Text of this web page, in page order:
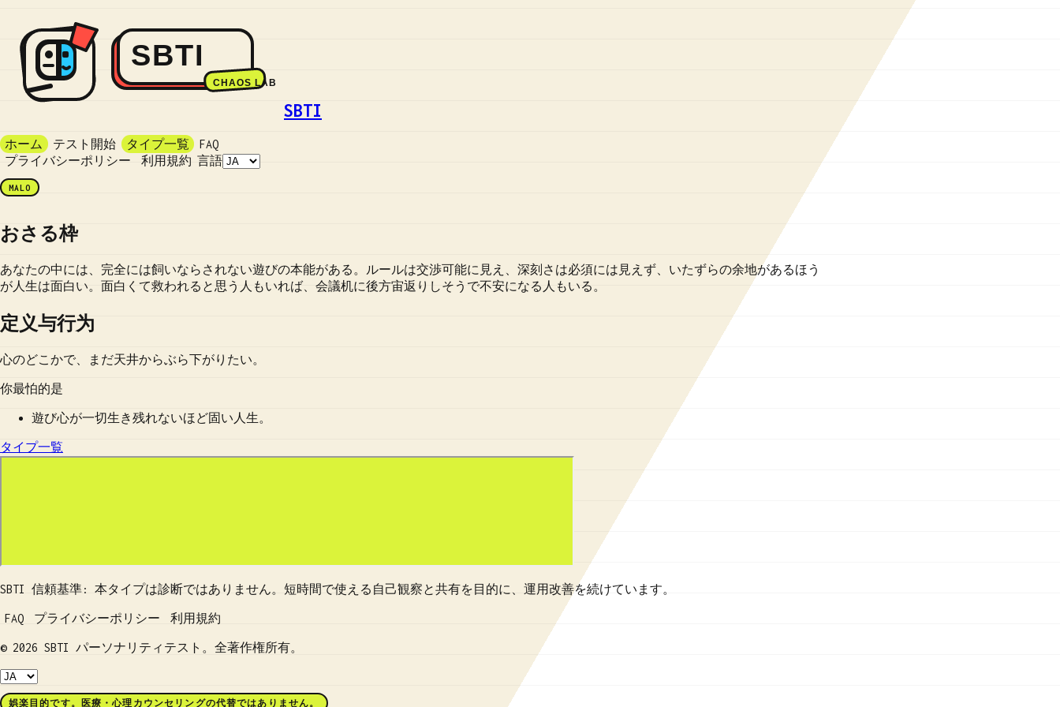
SBTI
ホーム テスト開始 タイプ一覧
FAQ
プライバシーポリシー
利用規約 言語
MALO
おさる枠
あなたの中には、完全には飼いならされない遊びの本能がある。ルールは交渉可能に見え、深刻さは必須には見えず、いたずらの余地があるほう
が人生は面白い。面白くて救われると思う人もいれば、会議机に後方宙返りしそうで不安になる人もいる。
定义与行为
心のどこかで、まだ天井からぶら下がりたい。
你最怕的是
遊び心が一切生き残れないほど固い人生。
タイプ一覧
SBTI 信頼基準: 本タイプは診断ではありません。短時間で使える自己観察と共有を目的に、運用改善を続けています。
FAQ プライバシーポリシー 利用規約
© 2026 SBTI パーソナリティテスト。全著作権所有。
娯楽目的です。医療・心理カウンセリングの代替ではありません。